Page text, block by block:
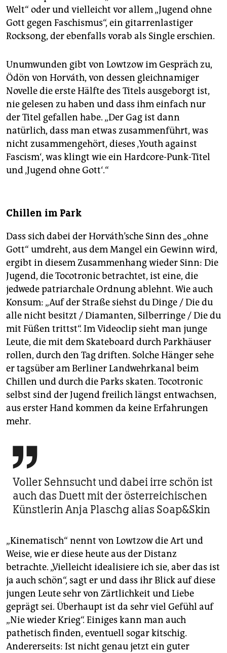
Welt“ oder und vielleicht vor allem „Jugend ohne
Gott gegen Faschismus“, ein gitarrenlastiger
Rocksong, der ebenfalls vorab als Single erschien.
Unumwunden gibt von Lowtzow im Gespräch zu,
Ödön von Horváth, von dessen gleichnamiger
Novelle die erste Hälfte des Titels ausgeborgt ist,
nie gelesen zu haben und dass ihm einfach nur
der Titel gefallen habe. „Der Gag ist dann
natürlich, dass man etwas zusammenführt, was
nicht zusammengehört, dieses ‚Youth against
Fascism‘, was klingt wie ein Hardcore-Punk-Titel
und ‚Jugend ohne Gott‘.“
Chillen im Park
Dass sich dabei der Horváth’sche Sinn des „ohne
Gott“ umdreht, aus dem Mangel ein Gewinn wird,
ergibt in diesem Zusammenhang wieder Sinn: Die
Jugend, die Tocotronic betrachtet, ist eine, die
jedwede patriarchale Ordnung ablehnt. Wie auch
Konsum: „Auf der Straße siehst du Dinge / Die du
alle nicht besitzt / Diamanten, Silberringe / Die du
mit Füßen trittst“. Im Videoclip sieht man junge
Leute, die mit dem Skateboard durch Parkhäuser
rollen, durch den Tag driften. Solche Hänger sehe
er tagsüber am Berliner Landwehrkanal beim
Chillen und durch die Parks skaten. Tocotronic
selbst sind der Jugend freilich längst entwachsen,
aus erster Hand kommen da keine Erfahrungen
mehr.

Voller Sehnsucht und dabei irre schön ist
auch das Duett mit der österreichischen
Künstlerin Anja ­Plaschg alias Soap&Skin
„Kinematisch“ nennt von Lowtzow die Art und
Weise, wie er diese heute aus der Distanz
betrachte. „Vielleicht idealisiere ich sie, aber das ist
ja auch schön“, sagt er und dass ihr Blick auf diese
jungen Leute sehr von Zärtlichkeit und Liebe
geprägt sei. Überhaupt ist da sehr viel Gefühl auf
„Nie wieder Krieg“. Einiges kann man auch
pathetisch finden, eventuell sogar kitschig.
Andererseits: Ist nicht genau jetzt ein guter